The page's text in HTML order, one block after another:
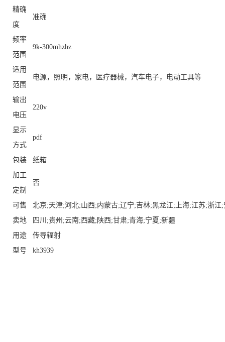
精确
度
准确
频率
范围
9k-300mhzhz
适用
范围
电源，照明，家电，医疗器械，汽车电子，电动工具等
输出
电压
220v
显示
方式
pdf
包装
纸箱
加工
定制
否
可售
卖地
北京;天津;河北;山西;内蒙古;辽宁;吉林;黑龙江;上海;江苏;浙
四川;贵州;云南;西藏;陕西;甘肃;青海;宁夏;新疆
用途
传导辐射
型号
kh3939